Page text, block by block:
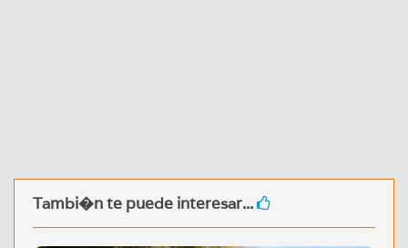
Tambi�n te puede interesar...